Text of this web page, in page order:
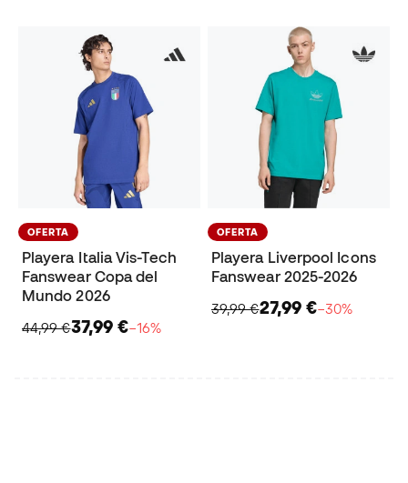
OFERTA
Playera Italia Vis-Tech
Fanswear Copa del
Mundo 2026
44,99 €37,99 €−16%
OFERTA
Playera Liverpool Icons
Fanswear 2025-2026
39,99 €27,99 €−30%